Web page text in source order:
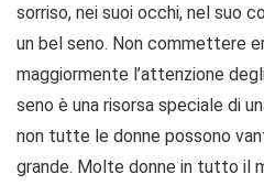
sorriso, nei suoi occhi, nel suo
un bel seno. Non commettere
maggiormente l’attenzione
seno è una risorsa speciale di
non tutte le donne possono
grande. Molte donne in tutto il